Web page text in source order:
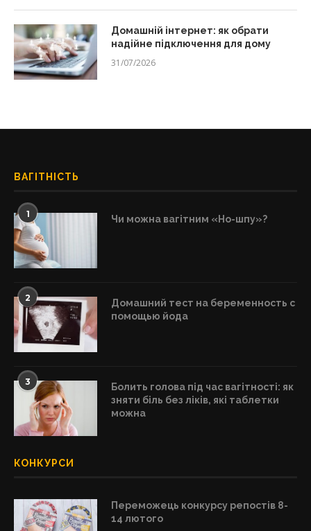
Домашній інтернет: як обрати
надійне підключення для дому
31/07/2026
ВАГІТНІСТЬ
1 Чи можна вагітним «Но-шпу»?
2
Домашний тест на беременность с
помощью йода
3
Болить голова під час вагітності: як
зняти біль без ліків, які таблетки
можна
КОНКУРСИ
Переможець конкурсу репостів 8-
14 лютого